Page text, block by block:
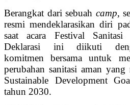
Berangkat dari sebuah camp,
resmi mendeklarasikan diri
saat acara Festival
Deklarasi ini diikuti
komitmen bersama untuk
perubahan sanitasi aman
Sustainable Development
tahun 2030.